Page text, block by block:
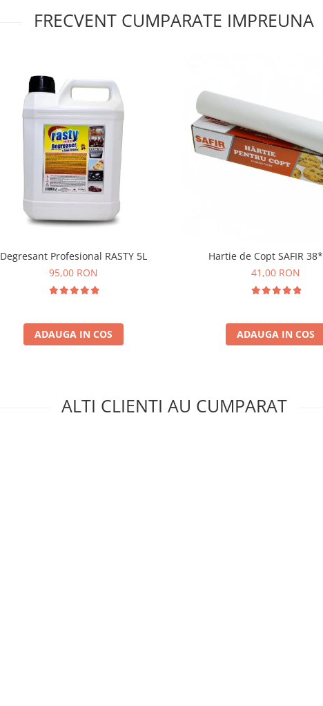
FRECVENT CUMPARATE IMPREUNA
Degresant Profesional RASTY 5L
95,00 RON
ADAUGA IN COS
Hartie de Copt SAFIR
41,00 RON
ADAUGA IN COS
ALTI CLIENTI AU CUMPARAT